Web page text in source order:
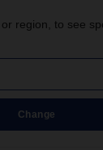
region, to see
Change